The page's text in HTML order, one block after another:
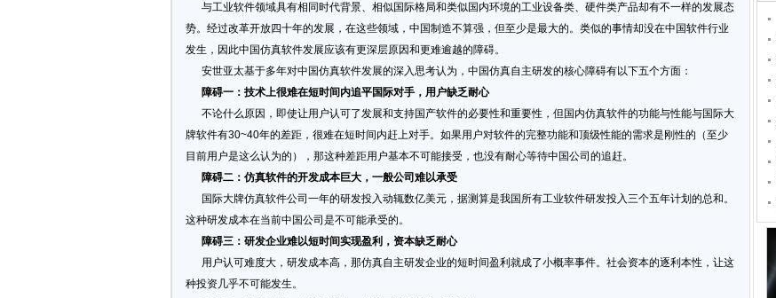
与工业软件领域具有相同时代背景、相似国际格局和类似国内环境的工业设备类、硬件类产品却有不一样的发展态
势。经过改革开放四十年的发展，在这些领域，中国制造不算强，但至少是最大的。类似的事情却没在中国软件行业
发生，因此中国仿真软件发展应该有更深层原因和更难逾越的障碍。
安世亚太基于多年对中国仿真软件发展的深入思考认为，中国仿真自主研发的核心障碍有以下五个方面：
障碍一：技术上很难在短时间内追平国际对手，用户缺乏耐心
不论什么原因，即使让用户认可了发展和支持国产软件的必要性和重要性，但国内仿真软件的功能与性能与国际大
牌软件有30~40年的差距，很难在短时间内赶上对手。如果用户对软件的完整功能和顶级性能的需求是刚性的（至少
目前用户是这么认为的），那这种差距用户基本不可能接受，也没有耐心等待中国公司的追赶。
障碍二：仿真软件的开发成本巨大，一般公司难以承受
国际大牌仿真软件公司一年的研发投入动辄数亿美元，据测算是我国所有工业软件研发投入三个五年计划的总和。
这种研发成本在当前中国公司是不可能承受的。
障碍三：研发企业难以短时间实现盈利，资本缺乏耐心
用户认可难度大，研发成本高，那仿真自主研发企业的短时间盈利就成了小概率事件。社会资本的逐利本性，让这
种投资几乎不可能发生。